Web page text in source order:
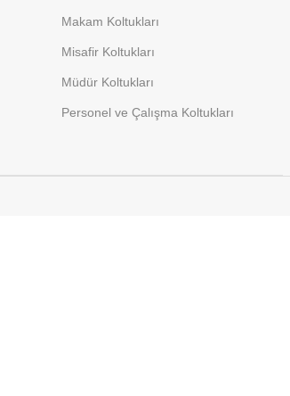
Makam Koltukları
Misafir Koltukları
Müdür Koltukları
Personel ve Çalışma Koltukları